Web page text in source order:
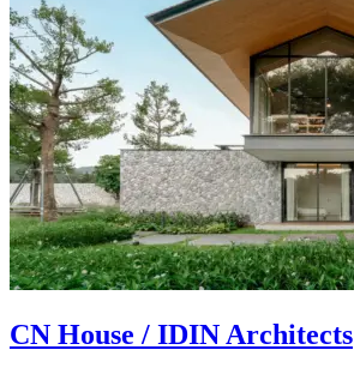
CN House / IDIN Architects